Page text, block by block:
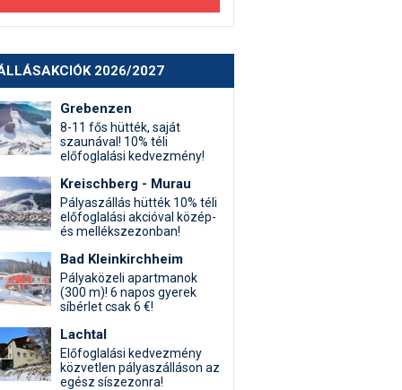
2026/2027
Grebenzen
8-11 fős hütték, saját
szaunával! 10% téli
előfoglalási kedvezmény!
Kreischberg - Murau
Pályaszállás hütték 10% téli
előfoglalási akcióval közép-
és mellékszezonban!
Bad Kleinkirchheim
Pályaközeli apartmanok
(300 m)! 6 napos gyerek
síbérlet csak 6 €!
Lachtal
Előfoglalási kedvezmény
közvetlen pályaszálláson az
egész síszezonra!